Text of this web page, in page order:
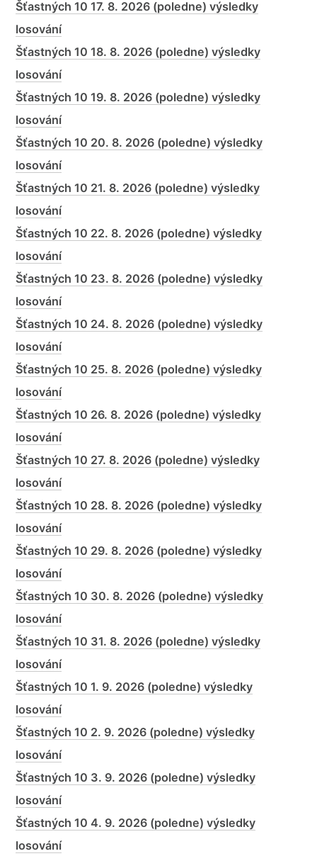
Šťastných 10 17. 8. 2026 (poledne) výsledky
losování
Šťastných 10 18. 8. 2026 (poledne) výsledky
losování
Šťastných 10 19. 8. 2026 (poledne) výsledky
losování
Šťastných 10 20. 8. 2026 (poledne) výsledky
losování
Šťastných 10 21. 8. 2026 (poledne) výsledky
losování
Šťastných 10 22. 8. 2026 (poledne) výsledky
losování
Šťastných 10 23. 8. 2026 (poledne) výsledky
losování
Šťastných 10 24. 8. 2026 (poledne) výsledky
losování
Šťastných 10 25. 8. 2026 (poledne) výsledky
losování
Šťastných 10 26. 8. 2026 (poledne) výsledky
losování
Šťastných 10 27. 8. 2026 (poledne) výsledky
losování
Šťastných 10 28. 8. 2026 (poledne) výsledky
losování
Šťastných 10 29. 8. 2026 (poledne) výsledky
losování
Šťastných 10 30. 8. 2026 (poledne) výsledky
losování
Šťastných 10 31. 8. 2026 (poledne) výsledky
losování
Šťastných 10 1. 9. 2026 (poledne) výsledky
losování
Šťastných 10 2. 9. 2026 (poledne) výsledky
losování
Šťastných 10 3. 9. 2026 (poledne) výsledky
losování
Šťastných 10 4. 9. 2026 (poledne) výsledky
losování